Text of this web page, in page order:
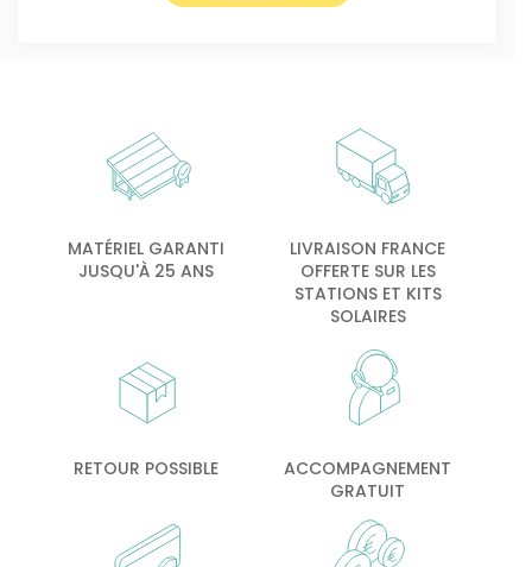
MATÉRIEL GARANTI
JUSQU'À 25 ANS
LIVRAISON FRANCE
OFFERTE SUR LES
STATIONS ET KITS
SOLAIRES
RETOUR POSSIBLE
ACCOMPAGNEMENT
GRATUIT